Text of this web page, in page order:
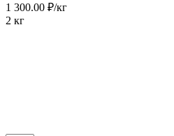
1 300.00 ₽/кг
2 кг